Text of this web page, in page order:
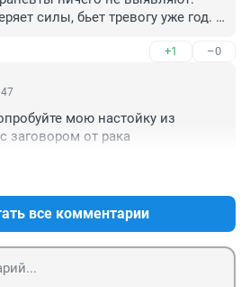
силы, бьет тревогу уже год.
потратила на диагностику: в
узи, мрт, кт органов. И только
в стационар в
горе-врачи. Никакого
не назначили! Мы потом в
можно так к людям
этого: нас в госудственной
убедили, что это не
легкое, удалили
образование!!! И после
+1 –0
мою настойку из
заговором от рака
все комментарии